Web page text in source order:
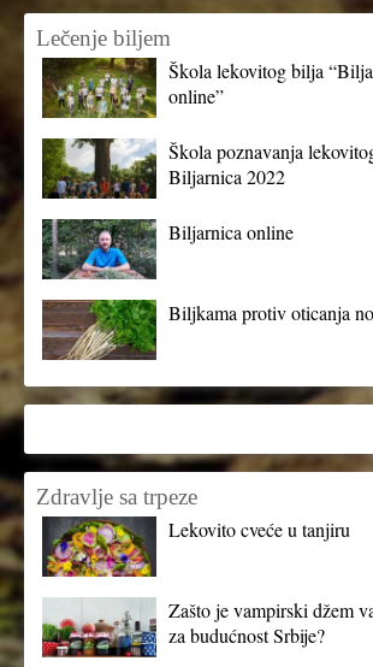
Lečenje biljem
Škola lekovitog bilja
online”
Škola poznavanja
Biljarnica 2022
Biljarnica online
Biljkama protiv oticanja
Zdravlje sa trpeze
Lekovito cveće u tanjiru
Zašto je vampirski džem
za budućnost Srbije?